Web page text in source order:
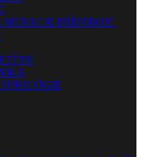
PRÍSTROJE